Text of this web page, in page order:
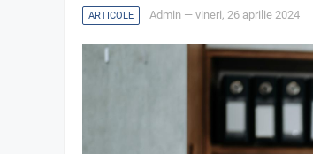
ARTICOLE Admin — vineri, 26 aprilie 2024